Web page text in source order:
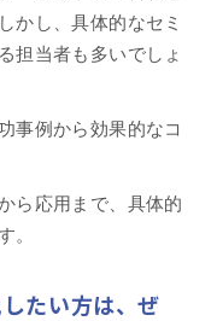
かし、具体的なセミ
担当者も多いでしょ
事例から効果的なコ
ら応用まで、具体的
。
たい方は、ぜ